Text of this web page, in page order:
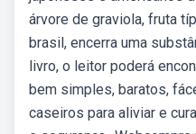
árvore de graviola, fruta
brasil, encerra uma
livro, o leitor poderá
bem simples, baratos,
caseiros para aliviar e